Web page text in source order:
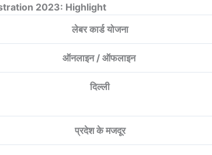
2023: Highlight
लेबर कार्ड योजना
ऑनलाइन / ऑफलाइन
दिल्ली
प्रदेश के मजदूर